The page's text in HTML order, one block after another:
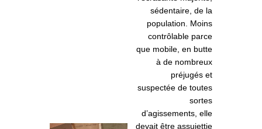
sédentaire, de la
population. Moins
contrôlable parce
que mobile, en butte
à de nombreux
préjugés et
suspectée de toutes
sortes
d’agissements, elle
devait être assujettie